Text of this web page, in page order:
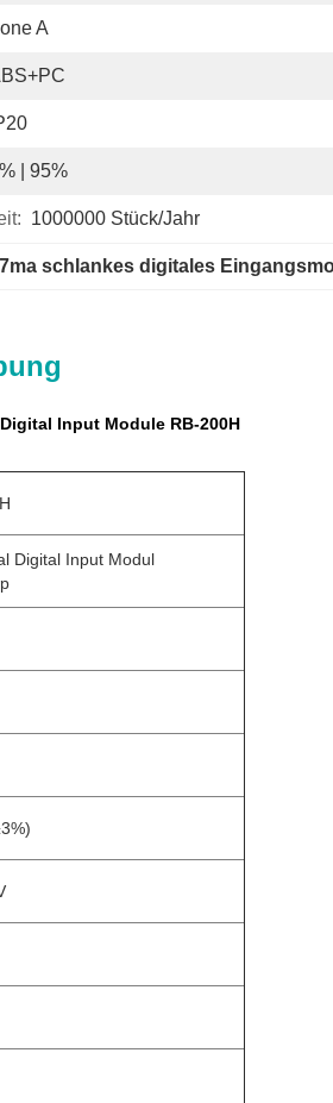
A
| 95%
1000000 Stück/Jahr
schlankes digitales
Input Module RB-200H
Digital Input Modul